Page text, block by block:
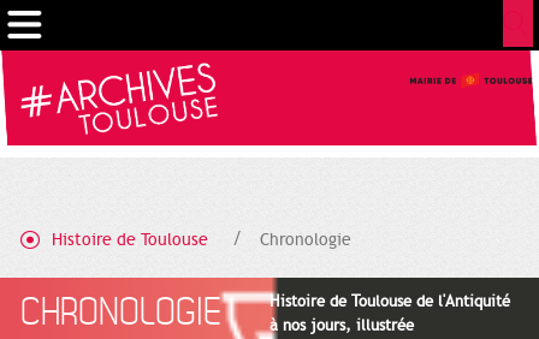
Histoire de Toulouse Chronologie
CHRONOLOGIE
Histoire de Toulouse de l'Antiquité
à nos jours, illustrée
Gestion de vos préférences sur les cookies